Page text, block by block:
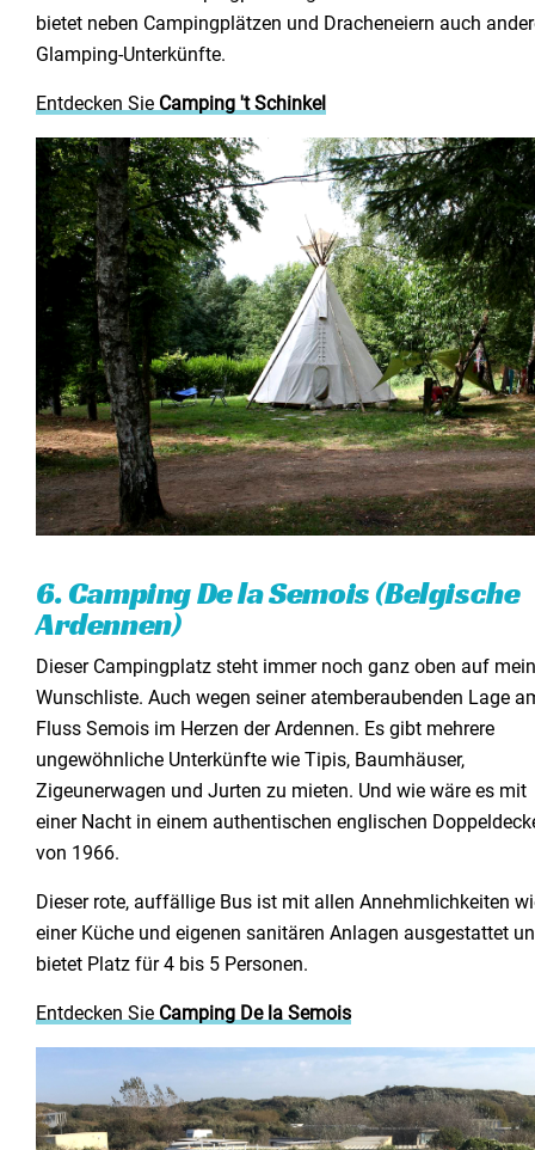
bietet neben Campingplätzen und Dracheneiern auch
Glamping-Unterkünfte.
Entdecken Sie Camping 't Schinkel
6. Camping De la Semois(Belgische
Ardennen)
Dieser Campingplatz steht immer noch ganz oben auf
Wunschliste. Auch wegen seiner atemberaubenden Lage
Fluss Semois im Herzen der Ardennen. Es gibt mehrere
ungewöhnliche Unterkünfte wie Tipis, Baumhäuser,
Zigeunerwagen und Jurten zu mieten. Und wie wäre es mit
einer Nacht in einem authentischen englischen
von 1966.
Dieser rote, auffällige Bus ist mit allen Annehmlichkeiten
einer Küche und eigenen sanitären Anlagen ausgestattet
bietet Platz für 4 bis 5 Personen.
Entdecken Sie Camping De la Semois